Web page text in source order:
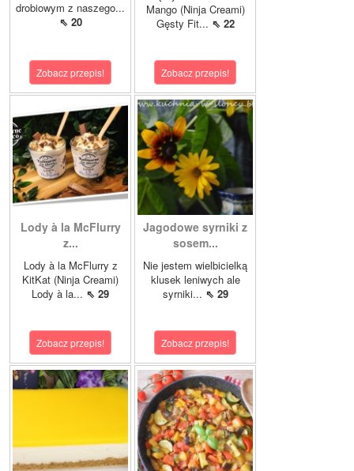
drobiowym z naszego...
⇖ 20
Zobacz przepis!
Mango (Ninja Creami)
Gęsty Fit... ⇖ 22
Zobacz przepis!
Lody à la McFlurry
z...
Lody à la McFlurry z
KitKat (Ninja Creami)
Lody à la... ⇖ 29
Zobacz przepis!
Jagodowe syrniki z
sosem...
Nie jestem wielbicielką
klusek leniwych ale
syrniki... ⇖ 29
Zobacz przepis!